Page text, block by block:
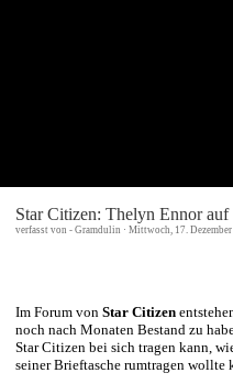
Star Citizen: Thelyn Ennor auf
verfasst von - Gramdulin · Mittwoch, 17.
Im Forum von Star Citizen
noch nach Monaten Bestand zu
Star Citizen bei sich tragen kann,
seiner Brieftasche rumtragen wollte